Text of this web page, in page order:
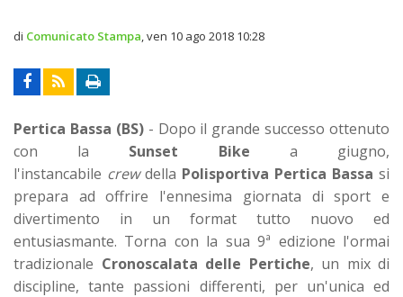
di Comunicato Stampa ven 10 ago 2018 10:28
Pertica Bassa (BS)- Dopo il grande successo ottenuto
con la Sunset Bike a giugno,
l'instancabile crewdella Polisportiva Pertica Bassa si
prepara ad offrire l'ennesima giornata di sport e
divertimento in un format tutto nuovo ed
entusiasmante. Torna con la sua 9ª edizione l'ormai
tradizionale Cronoscalata delle Pertiche, un mix di
discipline, tante passioni differenti, per un'unica ed